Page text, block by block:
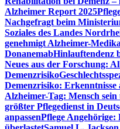
Alzheimer Report 2025
Nachgefragt beim
Soziales des Landes
genehmigt Alzheimer-
DonanemabHinlauftendenz
Neues aus der Forschung:
Demenzrisiko
Demenzrisiko:
Alzheimer-Tag: Mensch
größter Pflegedienst in
anpassenPflege